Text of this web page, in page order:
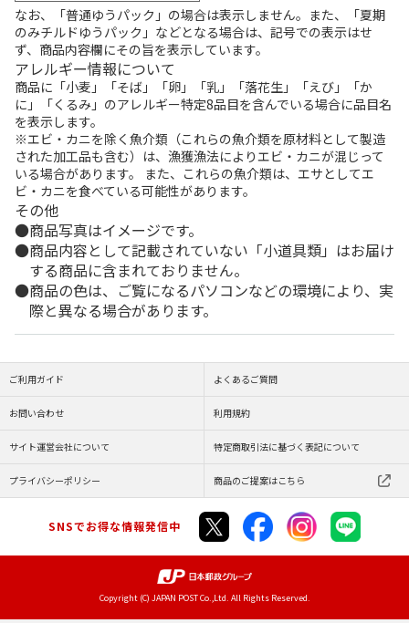
なお、「普通ゆうパック」の場合は表示しません。また、「夏期
のみチルドゆうパック」などとなる場合は、記号での表示はせ
ず、商品内容欄にその旨を表示しています。
アレルギー情報について
商品に「小麦」「そば」「卵」「乳」「落花生」「えび」「か
に」「くるみ」のアレルギー特定8品目を含んでいる場合に品目名
を表示します。
※エビ・カニを除く魚介類（これらの魚介類を原材料として製造
された加工品も含む）は、漁獲漁法によりエビ・カニが混じって
いる場合があります。 また、これらの魚介類は、エサとしてエ
ビ・カニを食べている可能性があります。
その他
商品写真はイメージです。
商品内容として記載されていない「小道具類」はお届け
する商品に含まれておりません。
商品の色は、ご覧になるパソコンなどの環境により、実
際と異なる場合があります。
ご利用ガイド よくあるご質問
お問い合わせ 利用規約
サイト運営会社について 特定商取引法に基づく表記について
プライバシーポリシー 商品のご提案はこちら
SNSでお得な情報発信中
Copyright (C) JAPAN POST Co.,Ltd. All Rights Reserved.